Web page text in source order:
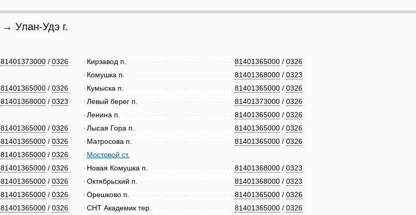
→ Улан-Удэ г.
81401373000 / 0326
81401365000 / 0326
81401368000 / 0323
81401365000 / 0326
81401365000 / 0326
81401365000 / 0326
81401365000 / 0326
81401365000 / 0326
81401365000 / 0326
81401365000 / 0326
81401365000 / 0326
Кирзавод п.
81401368000 / 0323
Комушка п.
81401365000 / 0326
Кумыска п.
81401373000 / 0326
Левый берег п.
81401365000 / 0326
Ленина п.
81401365000 / 0326
Лысая Гора п.
81401365000 / 0326
Матросова п.
Мостовой ст.
81401368000 / 0323
Новая Комушка п.
81401368000 / 0323
Октябрьский п.
81401365000 / 0326
Орешково п.
81401365000 / 0326
СНТ Академик тер.